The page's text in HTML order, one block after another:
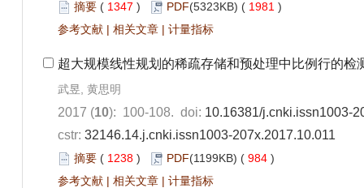
摘要 ( 1347 ) PDF(5323KB) ( 1981 )
参考文献 | 相关文章 | 计量指标
超大规模线性规划的稀疏存储和预处理中比例行的检
武昱, 黄思明
2017 (10): 100-108. doi: 10.16381/j.cnki.issn1003-
cstr: 32146.14.j.cnki.issn1003-207x.2017.10.011
摘要 ( 1238 ) PDF(1199KB) ( 984 )
参考文献 | 相关文章 | 计量指标